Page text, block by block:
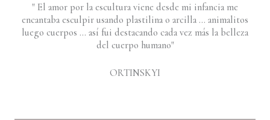
" El amor por la escultura viene desde mi infancia me
encantaba esculpir usando plastilina o arcilla ... animalitos
luego cuerpos ... así fui destacando cada vez más la belleza
del cuerpo humano"
ORTINSKYI